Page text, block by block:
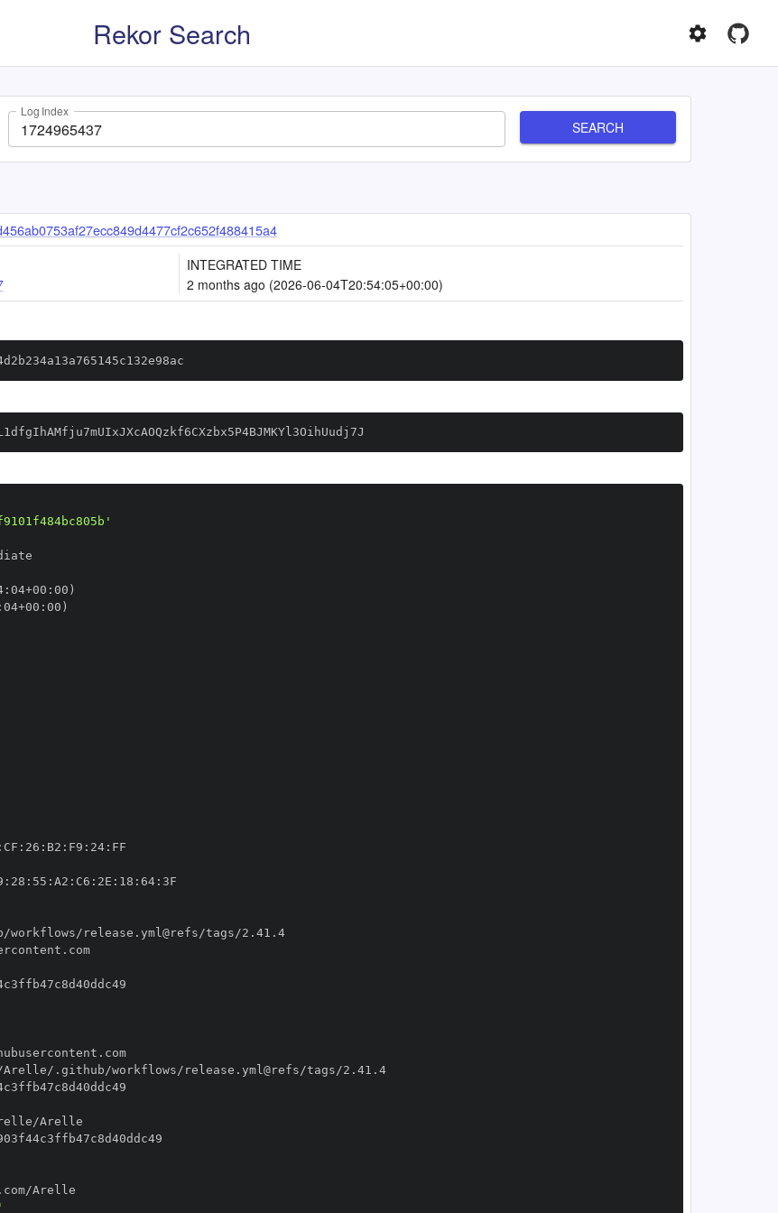
Rekor Search
Log Index
SEARCH
INTEGRATED TIME
2 months ago (2026-06-04T20:54:05+00:00)
: 04+00 :
04+00 :
: CF : 26 : B2 : F9 : 24:
: 28 : 55 : A2 : C6 : 2E : 18 : 64:
//github.com/Arelle/Arelle/.github/workflows/release.yml@refs/tags/2.41.4
//token.actions.githubusercontent.com
//token.actions.githubusercontent.com
//github.com/Arelle/Arelle/.github/workflows/release.yml@refs/tags/2.41.4